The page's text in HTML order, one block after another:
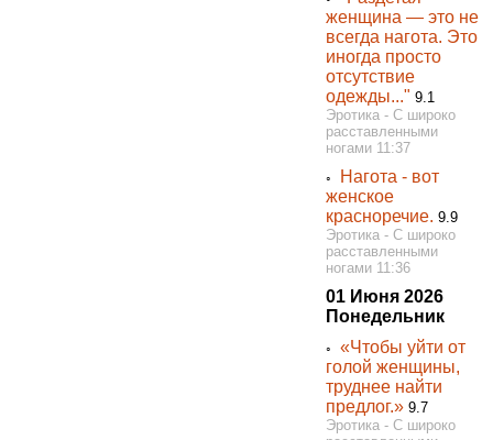
женщина — это не
всегда нагота. Это
иногда просто
отсутствие
одежды..." 9.1
Эротика - С широко
расставленными
ногами 11:37
◦
Нагота - вот
женское
красноречие. 9.9
Эротика - С широко
расставленными
ногами 11:36
01 Июня 2026
Понедельник
◦«Чтобы уйти от
голой женщины,
труднее найти
предлог.» 9.7
Эротика - С широко